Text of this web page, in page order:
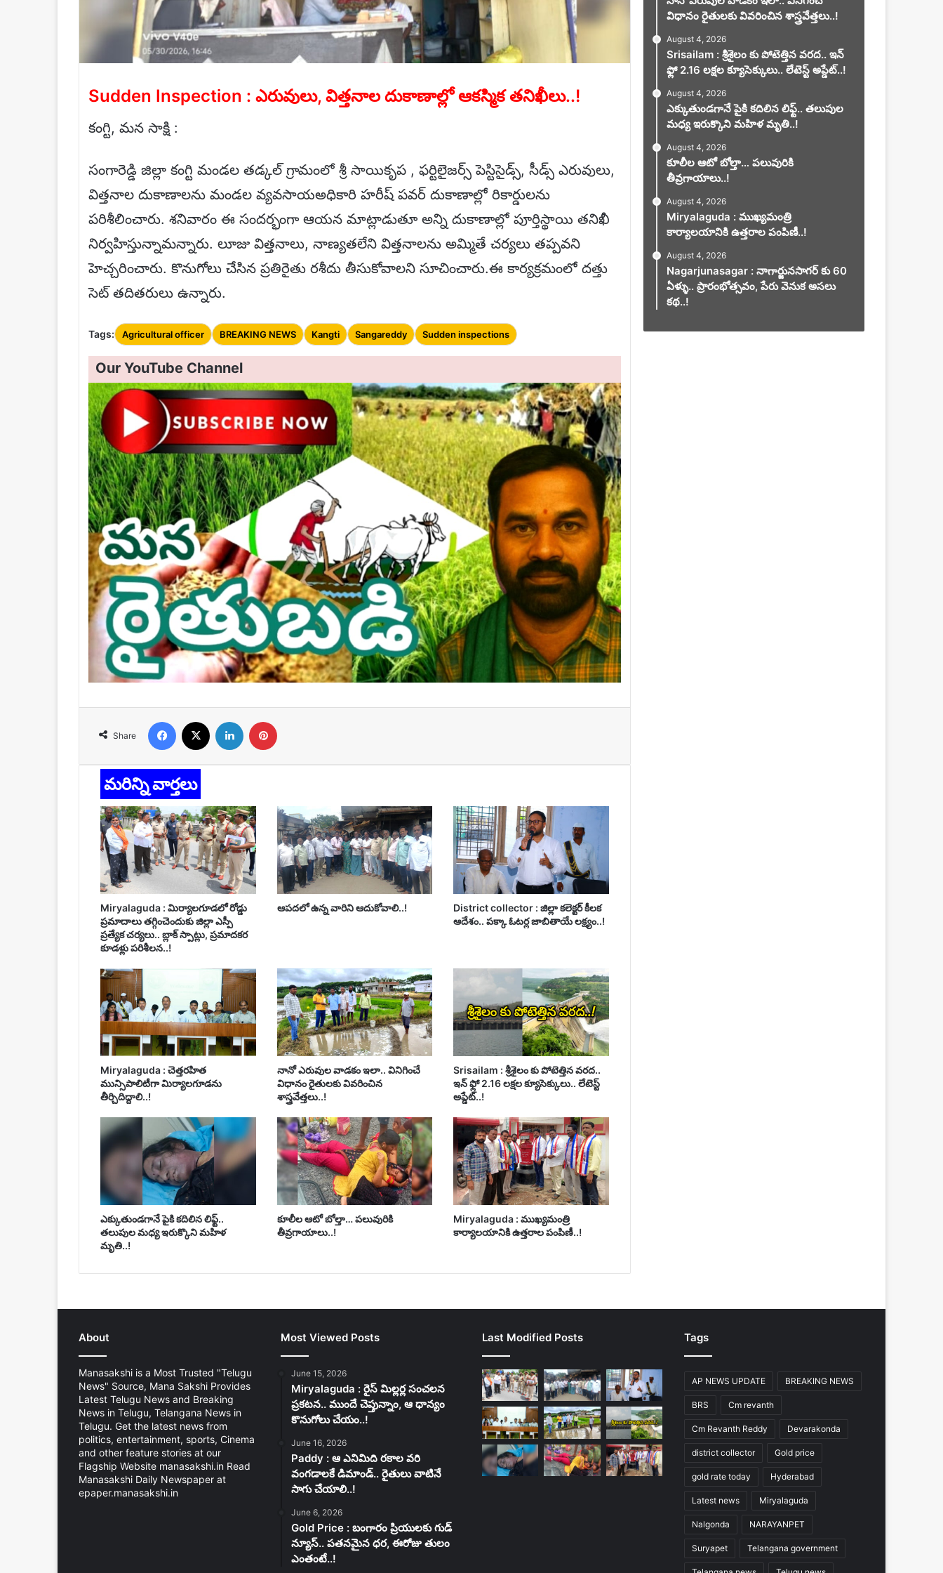
Sudden Inspection : ఎరువులు, విత్తనాల దుకాణాల్లో ఆకస్మిక తనిఖీలు..!
కంగ్టి, మన సాక్షి :
సంగారెడ్డి జిల్లా కంగ్టి మండల తడ్కల్ గ్రామంలో శ్రీ సాయికృప , ఫర్టిలైజర్స్ పెస్టిసైడ్స్, సీడ్స్ ఎరువులు,
విత్తనాల దుకాణాలను మండల వ్యవసాయఅధికారి హరీష్ పవర్ దుకాణాల్లో రికార్డులను
పరిశీలించారు. శనివారం ఈ సందర్భంగా ఆయన మాట్లాడుతూ అన్ని దుకాణాల్లో పూర్తిస్థాయి తనిఖీ
నిర్వహిస్తున్నామన్నారు. లూజు విత్తనాలు, నాణ్యతలేని విత్తనాలను అమ్మితే చర్యలు తప్పవని
హెచ్చరించారు. కొనుగోలు చేసిన ప్రతిరైతు రశీదు తీసుకోవాలని సూచించారు.ఈ కార్యక్రమంలో దత్తు
సెట్ తదితరులు ఉన్నారు.
Tags: Agricultural officer BREAKING NEWS Kangti Sangareddy Sudden inspections
Our YouTube Channel
Share
Facebook LinkedIn
మరిన్ని వార్తలు
Miryalaguda : మిర్యాలగూడలో రోడ్డు
ప్రమాదాలు తగ్గించెందుకు జిల్లా ఎస్పీ
ప్రత్యేక చర్యలు.. బ్లాక్ స్పాట్లు, ప్రమాదకర
కూడళ్లు పరిశీలన..!
ఆపదలో ఉన్న వారిని ఆదుకోవాలి..!
District collector : జిల్లా కలెక్టర్ కీలక
ఆదేశం.. పక్కా ఓటర్ల జాబితాయే లక్ష్యం..!
Miryalaguda : చెత్తరహిత
మున్సిపాలిటీగా మిర్యాలగూడను
తీర్చిదిద్దాలి..!
నానో ఎరువుల వాడకం ఇలా.. వినిగించే
విధానం రైతులకు వివరించిన
శాస్త్రవేత్తలు..!
Srisailam : శ్రీశైలం కు పోటెత్తిన వరద..
ఇన్ ఫ్లో 2.16 లక్షల క్యూసెక్కులు.. లేటెస్ట్
అప్డేట్..!
ఎక్కుతుండగానే పైకి కదిలిన లిఫ్ట్‌..
తలుపుల మధ్య ఇరుక్కొని మహిళ
మృతి..!
కూలీల ఆటో బోల్తా… పలువురికి
తీవ్రగాయాలు..!
Miryalaguda : ముఖ్యమంత్రి
కార్యాలయానికి ఉత్తరాల పంపిణీ..!
విధానం రైతులకు వివరించిన శాస్త్రవేత్తలు..!
August 4, 2026
Srisailam : శ్రీశైలం కు పోటెత్తిన వరద.. ఇన్
ఫ్లో 2.16 లక్షల క్యూసెక్కులు.. లేటెస్ట్ అప్డేట్..!
August 4, 2026
ఎక్కుతుండగానే పైకి కదిలిన లిఫ్ట్‌.. తలుపుల
మధ్య ఇరుక్కొని మహిళ మృతి..!
August 4, 2026
కూలీల ఆటో బోల్తా… పలువురికి
తీవ్రగాయాలు..!
August 4, 2026
Miryalaguda : ముఖ్యమంత్రి
కార్యాలయానికి ఉత్తరాల పంపిణీ..!
August 4, 2026
Nagarjunasagar : నాగార్జునసాగర్ కు 60
ఏళ్ళు.. ప్రారంభోత్సవం, పేరు వెనుక అసలు
కథ..!
About
Manasakshi is a Most Trusted "Telugu
News" Source, Mana Sakshi Provides
Latest Telugu News and Breaking
News in Telugu, Telangana News in
Telugu. Get the latest news from
politics, entertainment, sports, Cinema
and other feature stories at our
Flagship Website manasakshi.in Read
Manasakshi Daily Newspaper at
epaper.manasakshi.in
Most Viewed Posts
June 15, 2026
Miryalaguda : రైస్ మిల్లర్ల సంచలన
ప్రకటన.. ముందే చెప్తున్నాం, ఆ ధాన్యం
కొనుగోలు చేయం..!
June 16, 2026
Paddy : ఆ ఎనిమిది రకాల వరి
వంగడాలకే డిమాండ్.. రైతులు వాటినే
సాగు చేయాలి..!
June 6, 2026
Gold Price : బంగారం ప్రియులకు గుడ్
న్యూస్.. పతనమైన ధర, ఈరోజు తులం
ఎంతంటే..!
Last Modified Posts Tags
AP NEWS UPDATE BREAKING NEWS
BRS Cm revanth
Cm Revanth Reddy Devarakonda
district collector Gold price
gold rate today Hyderabad
Latest news Miryalaguda
Nalgonda NARAYANPET
Suryapet Telangana government